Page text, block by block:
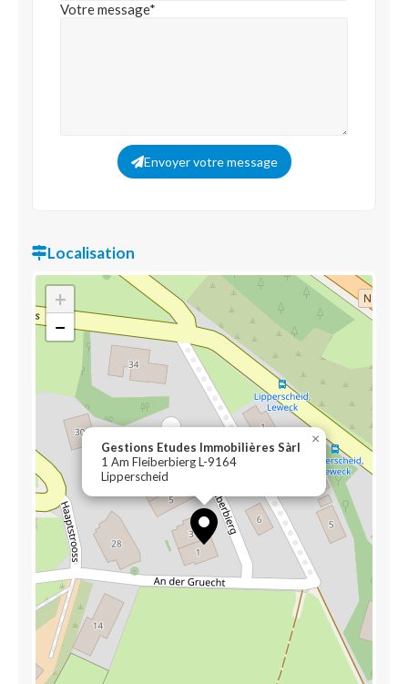
Votre message*
Envoyer votre message
Localisation
Gestions Etudes Immobilières Sàrl
1 Am Fleiberbierg L-9164
Lipperscheid
×
+
−